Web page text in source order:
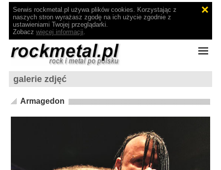
Serwis rockmetal.pl używa plików cookies. Korzystając z
naszych stron wyrażasz zgodę na ich użycie zgodnie z
ustawieniami Twojej przeglądarki.
Zobacz więcej informacji.
galerie zdjęć
Armagedon